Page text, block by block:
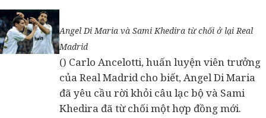
Angel Di Maria và Sami Khedira từ chối ở lại Real
Madrid
() Carlo Ancelotti, huấn luyện viên trưởng
của Real Madrid cho biết, Angel Di Maria
đã yêu cầu rời khỏi câu lạc bộ và Sami
Khedira đã từ chối một hợp đồng mới.